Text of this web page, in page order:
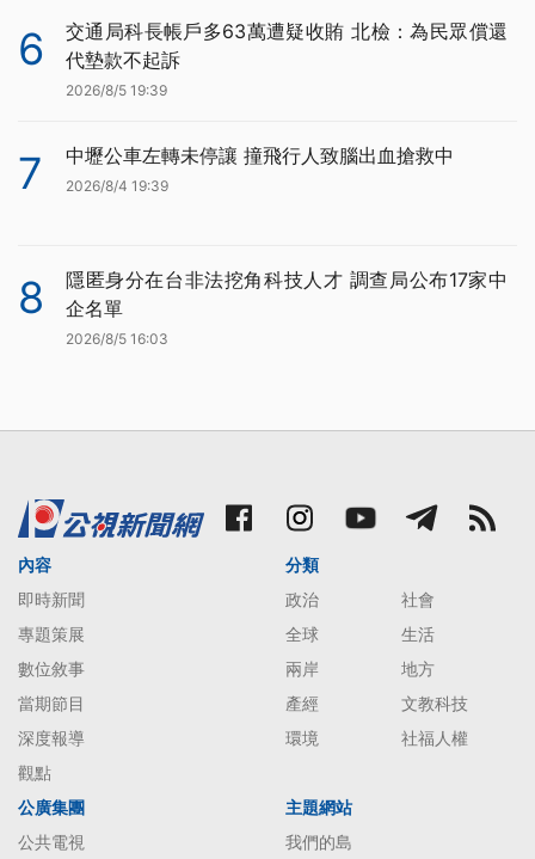
6
交通局科長帳戶多63萬遭疑收賄 北檢：為民眾償還
代墊款不起訴
2026/8/5 19:39
7 中壢公車左轉未停讓 撞飛行人致腦出血搶救中
2026/8/4 19:39
8
隱匿身分在台非法挖角科技人才 調查局公布17家中
企名單
2026/8/5 16:03
內容
即時新聞
專題策展
數位敘事
當期節目
深度報導
觀點
分類
政治
社會
全球
生活
兩岸
地方
產經
文教科技
環境
社福人權
公廣集團
公共電視
主題網站
我們的島